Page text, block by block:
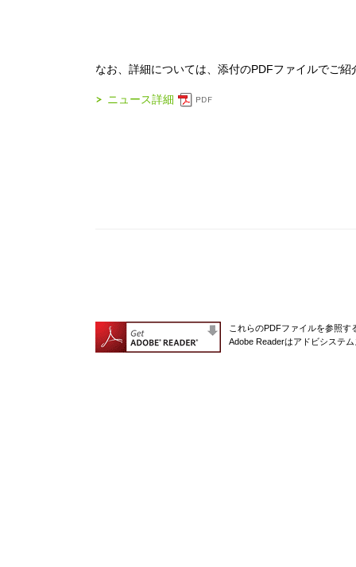
なお、詳細については、添付のPDFファイルでご紹
ニュース詳細
これらのPDFファイルを参照す
Adobe Readerはアドビシステ